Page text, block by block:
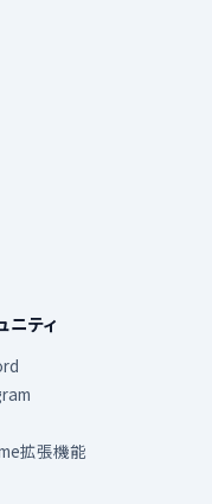
ニティ
拡張機能